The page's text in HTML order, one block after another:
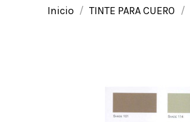
Inicio TINTE PARA CUERO